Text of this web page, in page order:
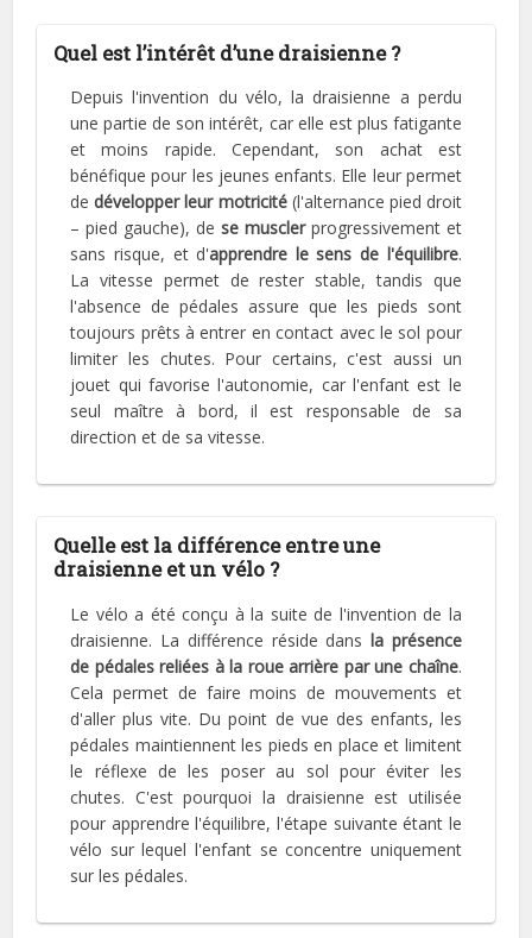
Quel est l’intérêt d’une draisienne ?
Depuis l'invention du vélo, la draisienne a perdu
une partie de son intérêt, car elle est plus fatigante
et moins rapide. Cependant, son achat est
bénéfique pour les jeunes enfants. Elle leur permet
dedévelopper leur motricité(l'alternance pied droit
– pied gauche), de se musclerprogressivement et
sans risque, et d'apprendre le sens de l'équilibre.
La vitesse permet de rester stable, tandis que
l'absence de pédales assure que les pieds sont
toujours prêts à entrer en contact avec le sol pour
limiter les chutes. Pour certains, c'est aussi un
jouet qui favorise l'autonomie, car l'enfant est le
seul maître à bord, il est responsable de sa
direction et de sa vitesse.
Quelle est la différence entre une
draisienne et un vélo ?
Le vélo a été conçu à la suite de l'invention de la
draisienne. La différence réside dans la présence
de pédales reliées à la roue arrière par une chaîne.
Cela permet de faire moins de mouvements et
d'aller plus vite. Du point de vue des enfants, les
pédales maintiennent les pieds en place et limitent
le réflexe de les poser au sol pour éviter les
chutes. C'est pourquoi la draisienne est utilisée
pour apprendre l'équilibre, l'étape suivante étant le
vélo sur lequel l'enfant se concentre uniquement
sur les pédales.